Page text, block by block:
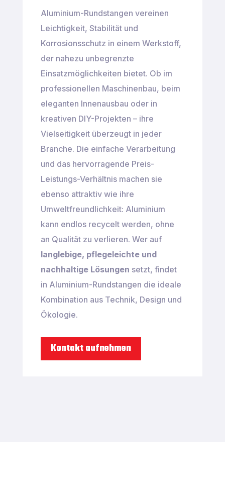
Aluminium-Rundstangen vereinen
Leichtigkeit, Stabilität und
Korrosionsschutz in einem Werkstoff,
der nahezu unbegrenzte
Einsatzmöglichkeiten bietet. Ob im
professionellen Maschinenbau, beim
eleganten Innenausbau oder in
kreativen DIY-Projekten – ihre
Vielseitigkeit überzeugt in jeder
Branche. Die einfache Verarbeitung
und das hervorragende Preis-
Leistungs-Verhältnis machen sie
ebenso attraktiv wie ihre
Umweltfreundlichkeit: Aluminium
kann endlos recycelt werden, ohne
an Qualität zu verlieren. Wer auf
langlebige, pflegeleichte und
nachhaltige Lösungen setzt, findet
in Aluminium-Rundstangen die ideale
Kombination aus Technik, Design und
Ökologie.
Kontakt aufnehmen